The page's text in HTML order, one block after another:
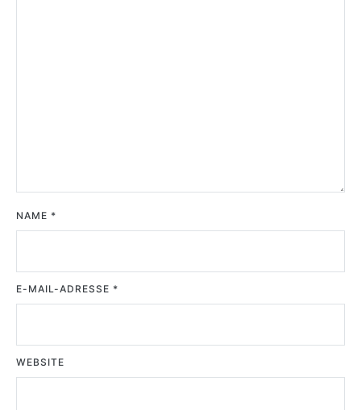
NAME *
E-MAIL-ADRESSE *
WEBSITE